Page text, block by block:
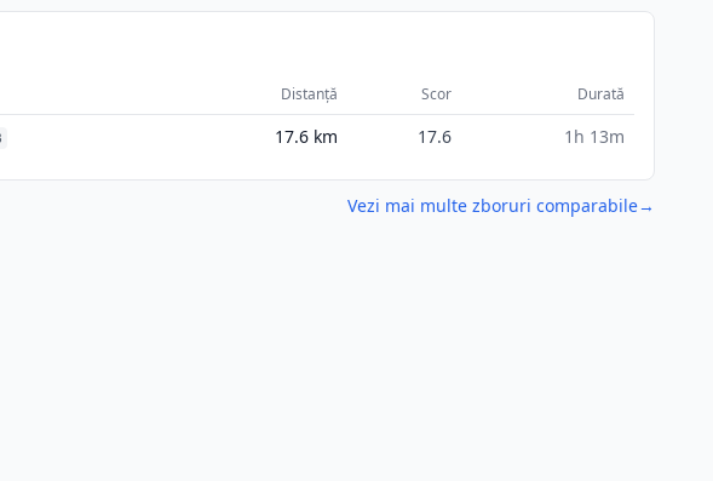
Distanță Scor Durată
17.6 km 17.6 1h 13m
Vezi mai multe zboruri comparabile→